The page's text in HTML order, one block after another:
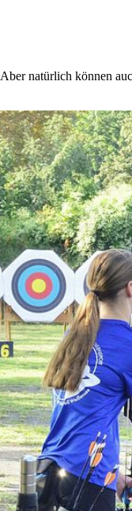
natürlich können